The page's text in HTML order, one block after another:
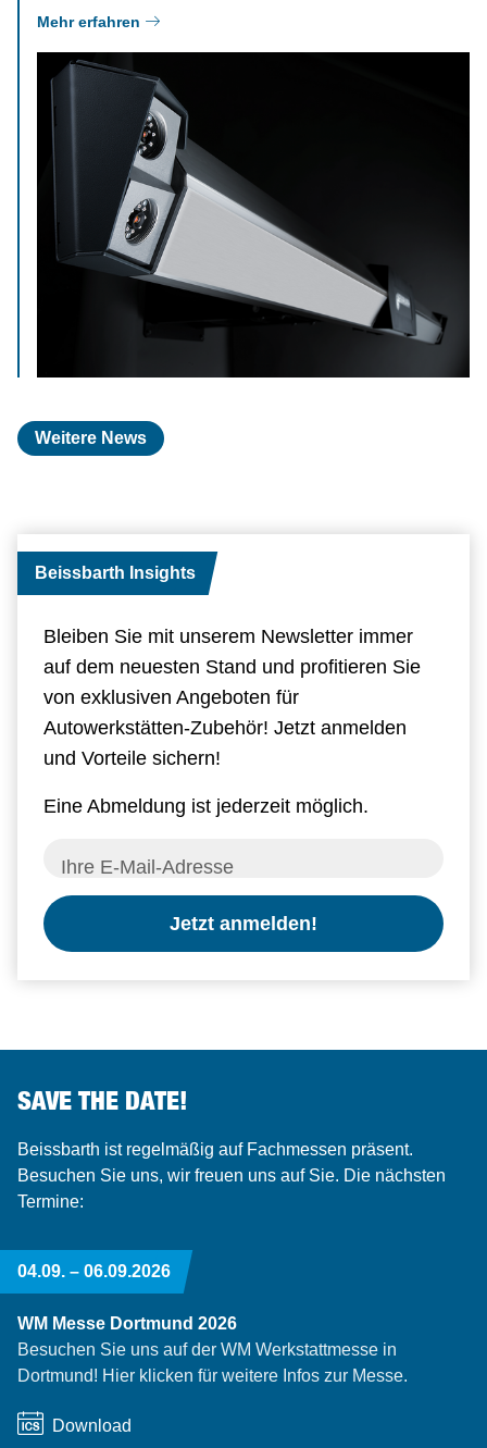
Mehr erfahren
Weitere News
Beissbarth Insights
Bleiben Sie mit unserem Newsletter immer
auf dem neuesten Stand und profitieren Sie
von exklusiven Angeboten für
Autowerkstätten-Zubehör! Jetzt anmelden
und Vorteile sichern!
Eine Abmeldung ist jederzeit möglich.
Ihre E-Mail-Adresse
Jetzt anmelden!
SAVE THE DATE!
Beissbarth ist regelmäßig auf Fachmessen präsent.
Besuchen Sie uns, wir freuen uns auf Sie. Die nächsten
Termine:
04.09. – 06.09.2026
WM Messe Dortmund 2026
Besuchen Sie uns auf der WM Werkstattmesse in
Dortmund! Hier klicken für weitere Infos zur Messe.
Download